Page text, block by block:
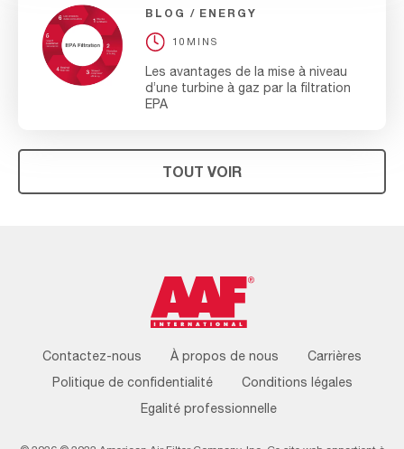
BLOG ENERGY
10MINS
Les avantages de la mise à niveau
d’une turbine à gaz par la filtration
EPA
TOUT VOIR
Footer
Menu
Contactez-nous À propos de nous
Carrières
Politique de confidentialité
Conditions légales
Egalité professionnelle